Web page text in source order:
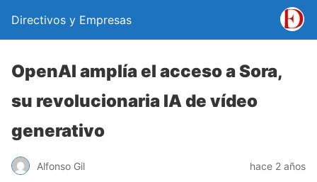
Directivos y Empresas
OpenAI amplía el acceso a Sora,
su revolucionaria IA de vídeo
generativo
Alfonso Gil hace 2 años